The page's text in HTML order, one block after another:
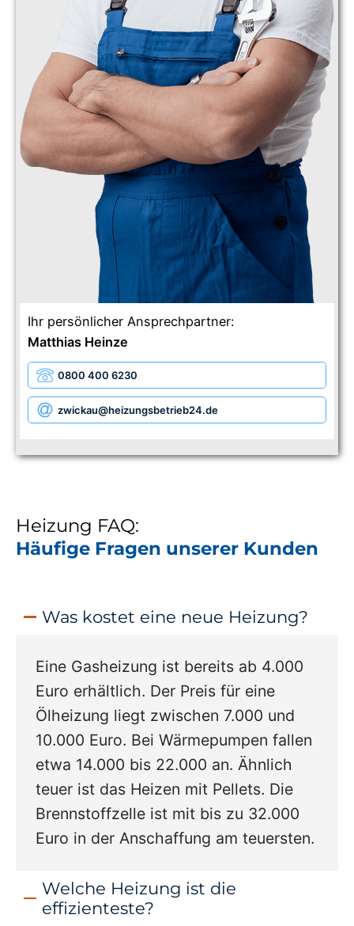
Ihr persönlicher Ansprechpartner:
Matthias Heinze
0800 400 6230
zwickau@heizungsbetrieb24.de
Heizung FAQ:
Häufige Fragen unserer Kunden
Was kostet eine neue Heizung?
Eine Gasheizung ist bereits ab 4.000
Euro erhältlich. Der Preis für eine
Ölheizung liegt zwischen 7.000 und
10.000 Euro. Bei Wärmepumpen fallen
etwa 14.000 bis 22.000 an. Ähnlich
teuer ist das Heizen mit Pellets. Die
Brennstoffzelle ist mit bis zu 32.000
Euro in der Anschaffung am teuersten.
Welche Heizung ist die
effizienteste?